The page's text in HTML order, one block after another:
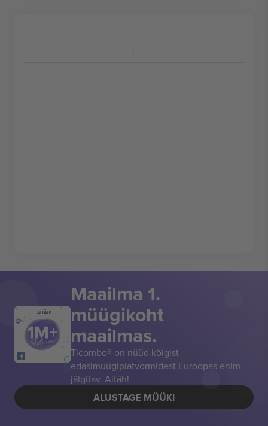
AITÄH!
Maailma 1.
müügikoht
maailmas.
Ticombo® on nüüd kõigist
edasimüügiplatvormidest Euroopas enim
jälgitav. Aitäh!
ALUSTAGE MÜÜKI